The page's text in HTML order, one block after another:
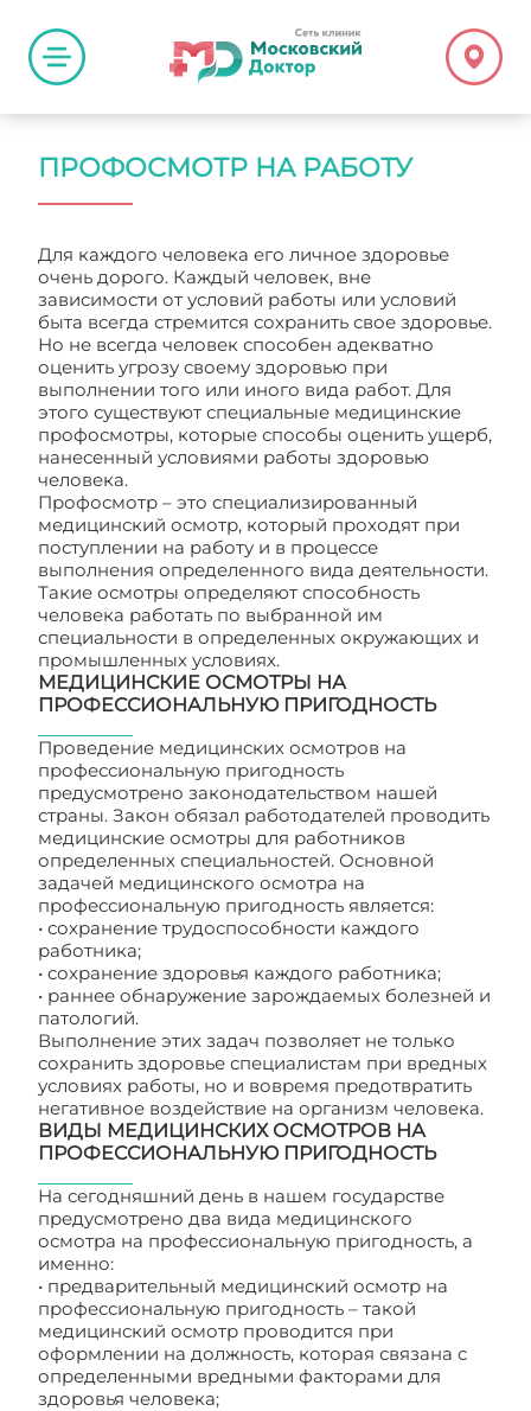
ПРОФОСМОТР НА РАБОТУ
Для каждого человека его личное здоровье
очень дорого. Каждый человек, вне
зависимости от условий работы или условий
быта всегда стремится сохранить свое здоровье.
Но не всегда человек способен адекватно
оценить угрозу своему здоровью при
выполнении того или иного вида работ. Для
этого существуют специальные медицинские
профосмотры, которые способы оценить ущерб,
нанесенный условиями работы здоровью
человека.
Профосмотр – это специализированный
медицинский осмотр, который проходят при
поступлении на работу и в процессе
выполнения определенного вида деятельности.
Такие осмотры определяют способность
человека работать по выбранной им
специальности в определенных окружающих и
промышленных условиях.
МЕДИЦИНСКИЕ ОСМОТРЫ НА
ПРОФЕССИОНАЛЬНУЮ ПРИГОДНОСТЬ
Проведение медицинских осмотров на
профессиональную пригодность
предусмотрено законодательством нашей
страны. Закон обязал работодателей проводить
медицинские осмотры для работников
определенных специальностей. Основной
задачей медицинского осмотра на
профессиональную пригодность является:
• сохранение трудоспособности каждого
работника;
• сохранение здоровья каждого работника;
• раннее обнаружение зарождаемых болезней и
патологий.
Выполнение этих задач позволяет не только
сохранить здоровье специалистам при вредных
условиях работы, но и вовремя предотвратить
негативное воздействие на организм человека.
ВИДЫ МЕДИЦИНСКИХ ОСМОТРОВ НА
ПРОФЕССИОНАЛЬНУЮ ПРИГОДНОСТЬ
На сегодняшний день в нашем государстве
предусмотрено два вида медицинского
осмотра на профессиональную пригодность, а
именно:
• предварительный медицинский осмотр на
профессиональную пригодность – такой
медицинский осмотр проводится при
оформлении на должность, которая связана с
определенными вредными факторами для
здоровья человека;